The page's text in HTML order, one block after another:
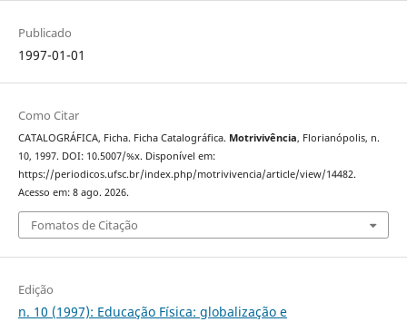
Publicado
1997-01-01
Como Citar
CATALOGRÁFICA, Ficha. Ficha Catalográfica. Motrivivência, Florianópolis, n.
10, 1997. DOI: 10.5007/%x. Disponível em:
https://periodicos.ufsc.br/index.php/motrivivencia/article/view/14482.
Acesso em: 8 ago. 2026.
Fomatos de Citação
Edição
n. 10 (1997): Educação Física: globalização e